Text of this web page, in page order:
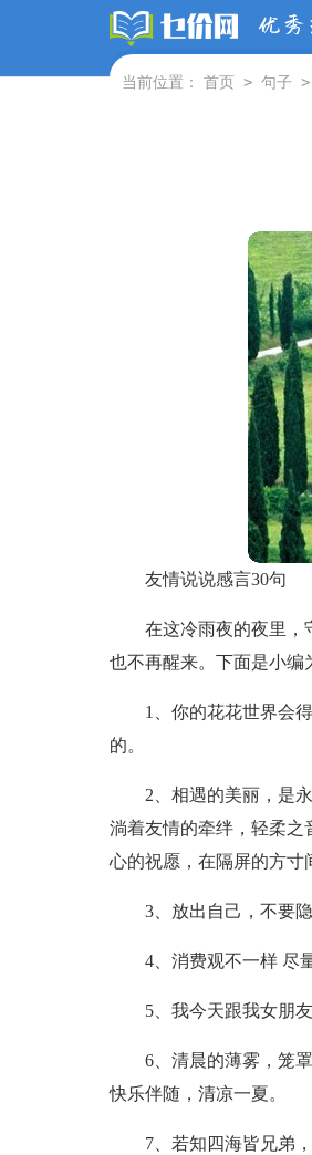
当前位置： 首页 > 句子 >
友情说说感言30句
在这冷雨夜的夜里，
也不再醒来。下面是小编
1、你的花花世界会
的。
2、相遇的美丽，是
淌着友情的牵绊，轻柔之
心的祝愿，在隔屏的方寸
3、放出自己，不要
4、消费观不一样 尽
5、我今天跟我女朋
6、清晨的薄雾，笼
快乐伴随，清凉一夏。
7、若知四海皆兄弟